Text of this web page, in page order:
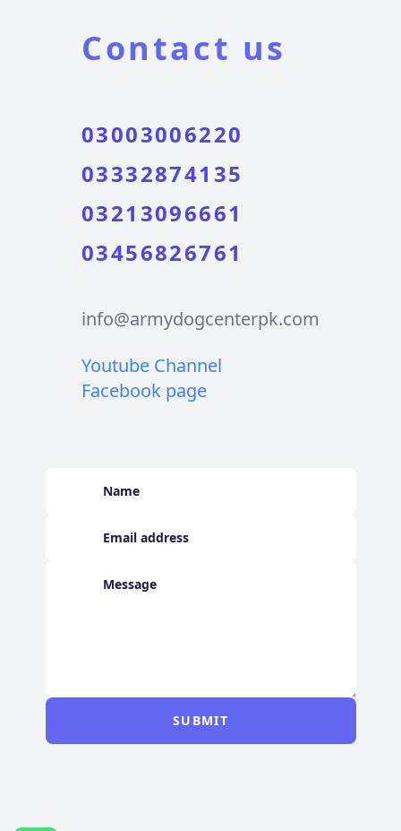
Contact us
03003006220
03332874135
03213096661
03456826761
info@armydogcenterpk.com
Youtube Channel
Facebook page
SUBMIT